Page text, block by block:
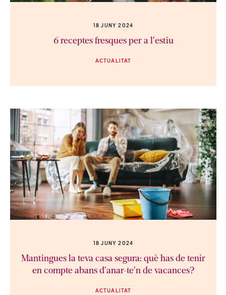
18 JUNY 2024
6 receptes fresques per a l'estiu
ACTUALITAT
18 JUNY 2024
Mantingues la teva casa segura: què has de tenir
en compte abans d'anar-te'n de vacances?
ACTUALITAT